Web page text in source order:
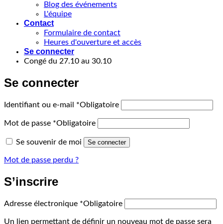
Blog des événements
L'équipe
Contact
Formulaire de contact
Heures d'ouverture et accès
Se connecter
Congé du 27.10 au 30.10
Se connecter
Identifiant ou e-mail *Obligatoire
Mot de passe *Obligatoire
Se souvenir de moi Se connecter
Mot de passe perdu ?
S’inscrire
Adresse électronique *Obligatoire
Un lien permettant de définir un nouveau mot de passe sera